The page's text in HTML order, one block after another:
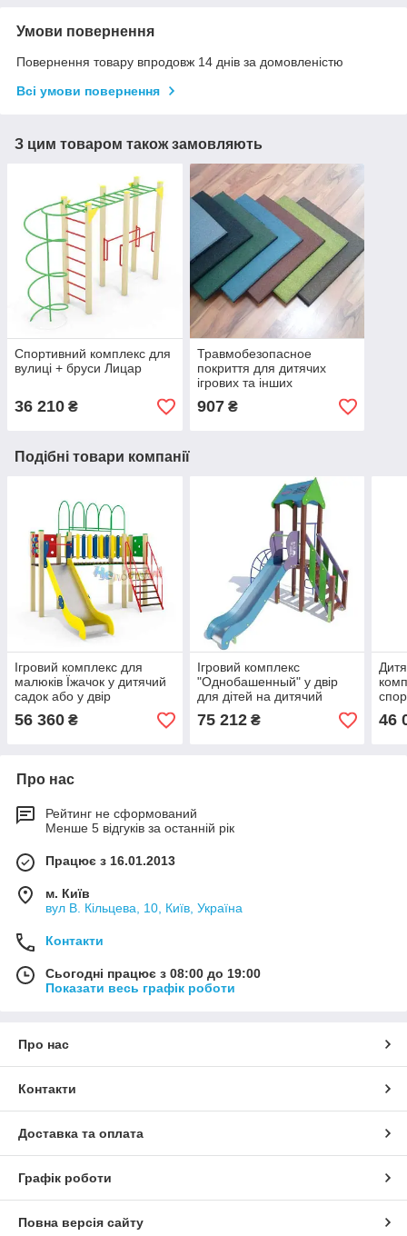
Умови повернення
Повернення товару впродовж 14 днів за домовленістю
Всі умови повернення
З цим товаром також замовляють
Спортивний комплекс для
вулиці + бруси Лицар
36 210 ₴
Травмобезопасное
покриття для дитячих
ігрових та інших
майданчиків Київ і Харків
907₴
Подібні товари компанії
Ігровий комплекс для
малюків Їжачок у дитячий
садок або у двір
56 360 ₴
Ігровий комплекс
"Однобашенный" у двір
для дітей на дитячий
75 212₴ 46
Про нас
Рейтинг не сформований
Менше 5 відгуків за останній рік
Працює з 16.01.2013
м. Київ
вул В. Кільцева, 10, Київ, Україна
Контакти
Сьогодні працює з 08:00 до 19:00
Показати весь графік роботи
Про нас
Контакти
Доставка та оплата
Графік роботи
Повна версія сайту